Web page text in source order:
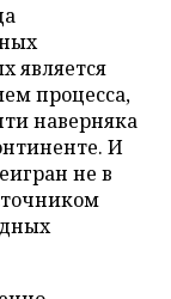
является
процесса,
наверняка
И
не в